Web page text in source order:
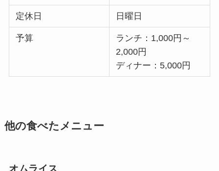
定休日 日曜日
予算
ランチ：1,000円～
2,000円
ディナー：5,000円
他の食べたメニュー
オムライス